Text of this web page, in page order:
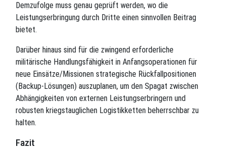
Demzufolge muss genau geprüft werden, wo die
Leistungserbringung durch Dritte einen sinnvollen Beitrag
bietet.
Darüber hinaus sind für die zwingend erforderliche
militärische Handlungsfähigkeit in Anfangsoperationen für
neue Einsätze/Missionen strategische Rückfallpositionen
(Backup-Lösungen) auszuplanen, um den Spagat zwischen
Abhängigkeiten von externen Leistungserbringern und
robusten kriegstauglichen Logistikketten beherrschbar zu
halten.
Fazit